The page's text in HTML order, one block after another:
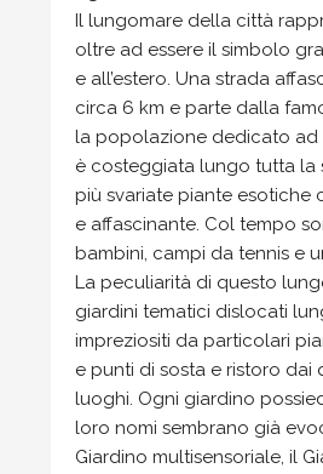
Il lungomare della città
oltre ad essere il simbolo
e all’estero. Una strada
circa 6 km e parte dalla
la popolazione dedicato ad
è costeggiata lungo tutta la
più svariate piante esotiche
e affascinante. Col tempo
bambini, campi da tennis e
La peculiarità di questo
giardini tematici dislocati
impreziositi da particolari
e punti di sosta e ristoro
luoghi. Ogni giardino
loro nomi sembrano già
Giardino multisensoriale, il